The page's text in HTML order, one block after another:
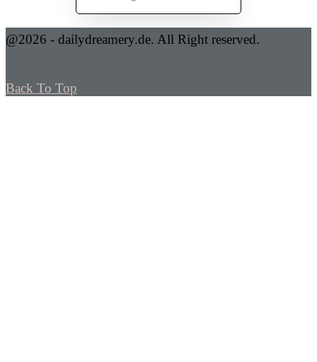
@2026 - dailydreamery.de. All Right reserved.
Back To Top